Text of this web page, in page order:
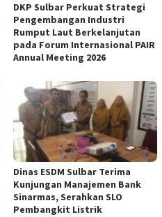
DKP Sulbar Perkuat Strategi
Pengembangan Industri
Rumput Laut Berkelanjutan
pada Forum Internasional PAIR
Annual Meeting 2026
Dinas ESDM Sulbar Terima
Kunjungan Manajemen Bank
Sinarmas, Serahkan SLO
Pembangkit Listrik